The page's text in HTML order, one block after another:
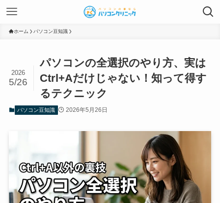
ホーム パソコン豆知識
パソコンの全選択のやり方、実は
Ctrl+Aだけじゃない！知って得す
るテクニック
2026
5/26
パソコン豆知識 2026年5月26日